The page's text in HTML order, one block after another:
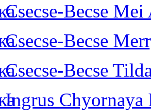
Csecse-Becse Mei
Csecse-Becse
Csecse-Becse
Ingrus Chyornaya